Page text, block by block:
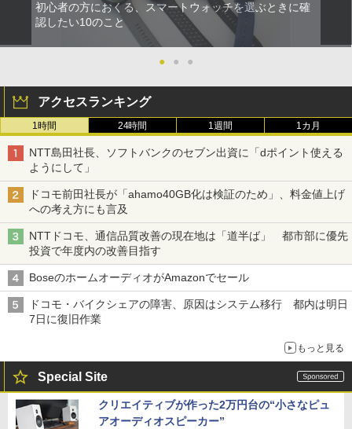
初心者の方におくる、スマートウォッチを選ぶときに確
認したい10のこと
● ● ●
アクセスランキング
1時間 24時間 1週間 1カ月
NTT島田社長、ソフトバンクのセブン出資に「dポイント使える
ようにして」
ドコモ前田社長が「ahamo40GB化は検証のため」、料金値上げ
への考え方にも言及
NTTドコモ、通信品質改善の現在地は「道半ば」 都市部に優先
投資で年度内の改善目指す
BoseのホームオーディオがAmazonでセール
ドコモ・バイクシェアの障害、原因はシステム移行 都内は明日
7日に復旧作業
もっと見る
Special Site
クリエイティブが作った2万円台の“小さなピュ
アオーディオスピーカー”